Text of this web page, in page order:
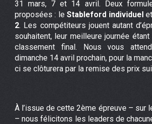
31 mars, 7 et 14 avril. Deux
proposées : leStableford individuel
2. Les compétiteurs jouent autant
souhaitent, leur meilleure journée
classement final. Nous vous
dimanche 14 avril prochain, pour la
ci se clôturera par la remise des prix
À l’issue de cette 2ème épreuve – sur
– nous félicitons les leaders de